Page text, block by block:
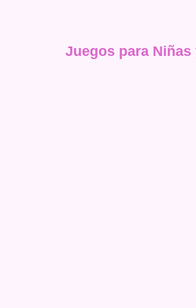
Juegos para Niñas